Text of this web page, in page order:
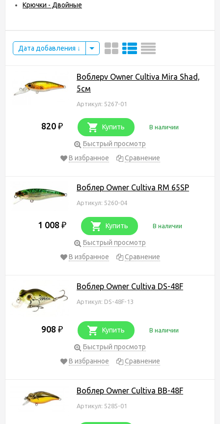
Крючки - Двойные
Дата добавления
Воблерv Owner Cultiva Mira Shad,
5см
Артикул: 5267-01
820 ₽ Купить В наличии
Быстрый просмотр
В избранное
Сравнение
Воблер Owner Cultiva RM 65SP
Артикул: 5260-04
1 008 ₽ Купить В наличии
Быстрый просмотр
В избранное
Сравнение
Воблер Owner Cultiva DS-48F
Артикул: DS-48F-13
908 ₽ Купить В наличии
Быстрый просмотр
В избранное
Сравнение
Воблер Owner Cultiva BB-48F
Артикул: 5285-01